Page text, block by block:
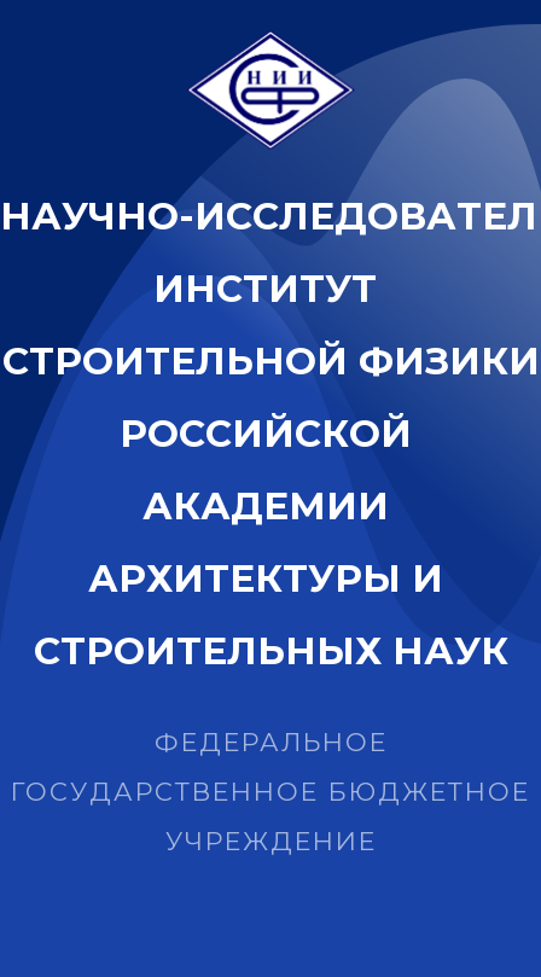
НАУЧНО-ИССЛЕДОВАТЕЛ
ИНСТИТУТ
СТРОИТЕЛЬНОЙ ФИЗИКИ
РОССИЙСКОЙ
АКАДЕМИИ
АРХИТЕКТУРЫ И
СТРОИТЕЛЬНЫХ НАУК
ФЕДЕРАЛЬНОЕ
ГОСУДАРСТВЕННОЕ БЮДЖЕТНОЕ
УЧРЕЖДЕНИЕ